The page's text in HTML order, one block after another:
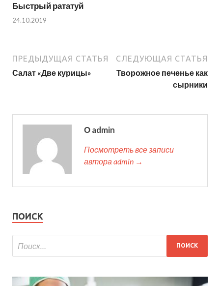
Быстрый рататуй
24.10.2019
ПРЕДЫДУЩАЯ СТАТЬЯ
Салат «Две курицы»
СЛЕДУЮЩАЯ СТАТЬЯ
Творожное печенье как
сырники
О admin
Посмотреть все записи
автора admin →
ПОИСК